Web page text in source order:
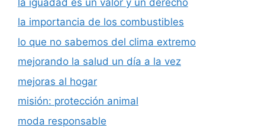
la importancia de los combustibles
lo que no sabemos del clima extremo
mejorando la salud un día a la vez
mejoras al hogar
misión: protección animal
moda responsable